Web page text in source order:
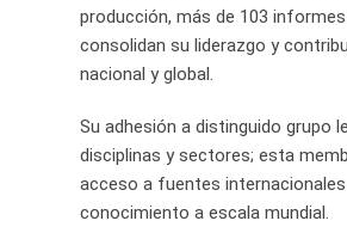
producción, más de 103
consolidan su liderazgo y
nacional y global.
Su adhesión a distinguido grupo
disciplinas y sectores; esta
acceso a fuentes
conocimiento a escala mundial.